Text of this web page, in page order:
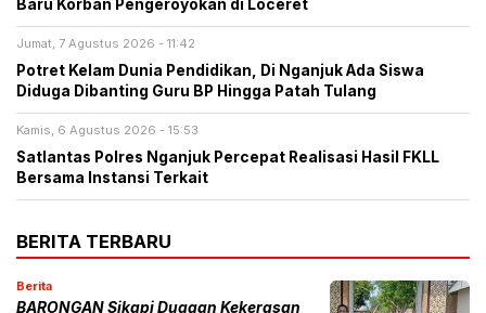
Baru Korban Pengeroyokan di Loceret
Jumat, 7 Agustus 2026 - 11:42
Potret Kelam Dunia Pendidikan, Di Nganjuk Ada Siswa
Diduga Dibanting Guru BP Hingga Patah Tulang
Kamis, 6 Agustus 2026 - 15:53
Satlantas Polres Nganjuk Percepat Realisasi Hasil FKLL
Bersama Instansi Terkait
BERITA TERBARU
Berita
BARONGAN Sikapi Dugaan Kekerasan